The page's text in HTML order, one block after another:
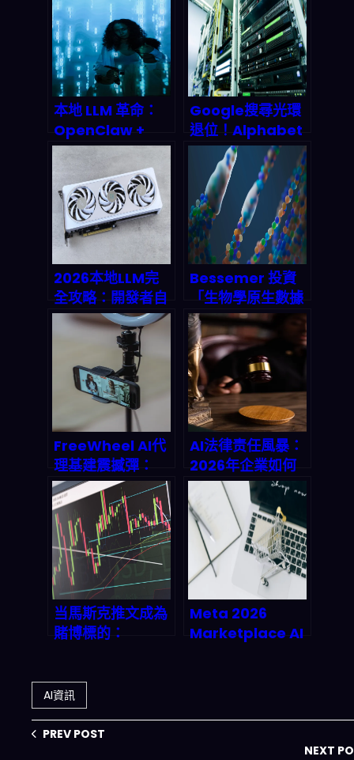
本地 LLM 革命：
OpenClaw +
Ollama 零成本部
署全解析，2027
年市場將突破
2000 億美元
Google搜尋光環
退位！Alphabet
如何靠雲端與AI翻
身成2026年最狂
成長引擎？
2026本地LLM完
全攻略：開發者自
建AI模型的秘訣與
硬體挑選指南
Bessemer 投資
「生物學原生數據
基礎設施」：AI 藥
物研發與個人化醫
療的數據標準化戰
場怎麼打？
FreeWheel AI代
理基建震撼彈：
2026年影視廣告
自動化革命，
PMG、
NBCUniversal已
搶先實測
AI法律责任風暴：
2026年企業如何
避免VT法院案例
重演？
当馬斯克推文成為
賭博標的：
Elon 推數」賺
翻？
Meta 2026
Marketplace AI
AI資訊
PREV POST
NEXT